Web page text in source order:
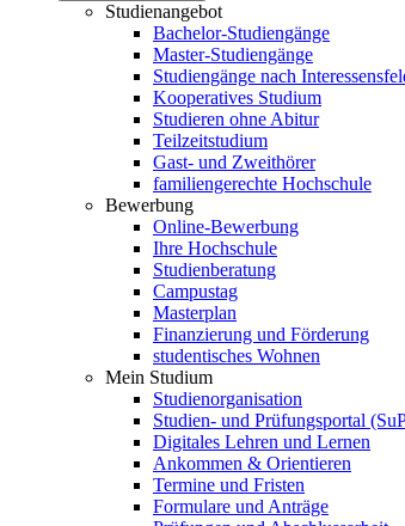
Studienangebot
Bachelor-Studiengänge
Master-Studiengänge
Studiengänge nach
Kooperatives Studium
Studieren ohne Abitur
Teilzeitstudium
Gast- und Zweithörer
familiengerechte Hochschule
Bewerbung
Online-Bewerbung
Ihre Hochschule
Studienberatung
Campustag
Masterplan
Finanzierung und Förderung
studentisches Wohnen
Mein Studium
Studienorganisation
Studien- und Prüfungsportal
Digitales Lehren und Lernen
Ankommen & Orientieren
Termine und Fristen
Formulare und Anträge